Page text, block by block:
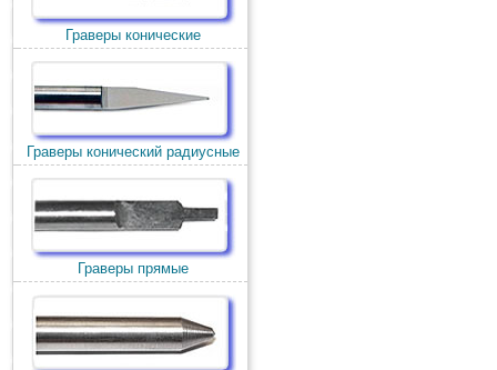
Граверы конические
Граверы конический радиусные
Граверы прямые